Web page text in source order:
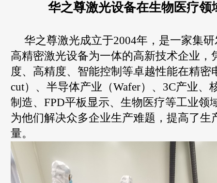
华之尊激光设备在生物医疗领
华之尊激光成立于2004年，是一家集
高精密激光设备为一体的高新技术企业，
度、高精度、智能控制等卓越性能在精密
cut）、半导体产业（Wafer）、 3C产业、
制造、FPD平板显示、生物医疗等工业领
为他们解决众多企业生产难题，提高了生
量。